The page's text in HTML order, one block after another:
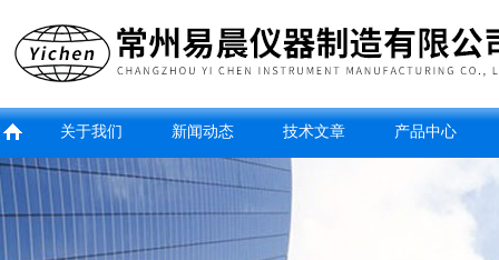
关于我们 新闻动态 技术文章 产品中心